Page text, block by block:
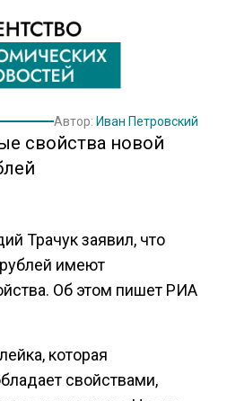
Автор: Иван Петровский
свойства новой
Трачук заявил, что
имеют
Об этом пишет РИА
которая
свойствами,